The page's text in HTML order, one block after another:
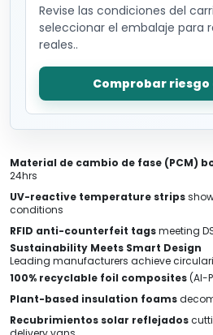
Revise las condiciones del
seleccionar el embalaje para
reales..
Comprobar
Material de cambio de fase (PCM)
24hrs
UV-reactive temperature strips
conditions
RFID anti-counterfeit tagsmeeting
Sustainability Meets Smart Design
Leading manufacturers achieve
100% recyclable foil composites(Al-
Plant-based insulation foams
Recubrimientos solar reflejados